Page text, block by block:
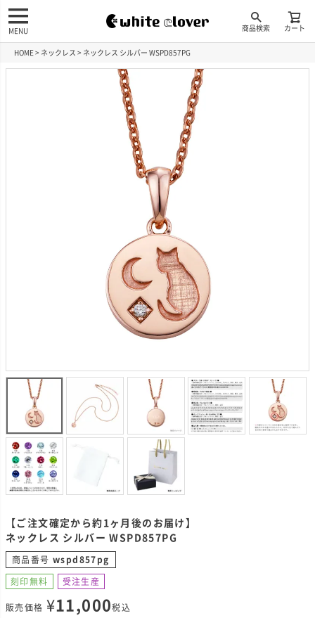
商品検索 カート
MENU
HOME ネックレス ネックレス シルバー WSPD857PG
【ご注文確定から約1ヶ月後のお届け】
ネックレス シルバー WSPD857PG
商品番号 wspd857pg
刻印無料 受注生産
販売価格 ¥11,000税込